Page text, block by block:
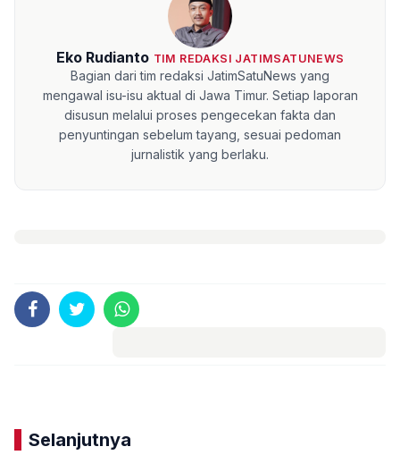
Eko Rudianto TIM REDAKSI JATIMSATUNEWS
Bagian dari tim redaksi JatimSatuNews yang
mengawal isu-isu aktual di Jawa Timur. Setiap laporan
disusun melalui proses pengecekan fakta dan
penyuntingan sebelum tayang, sesuai pedoman
jurnalistik yang berlaku.
Selanjutnya